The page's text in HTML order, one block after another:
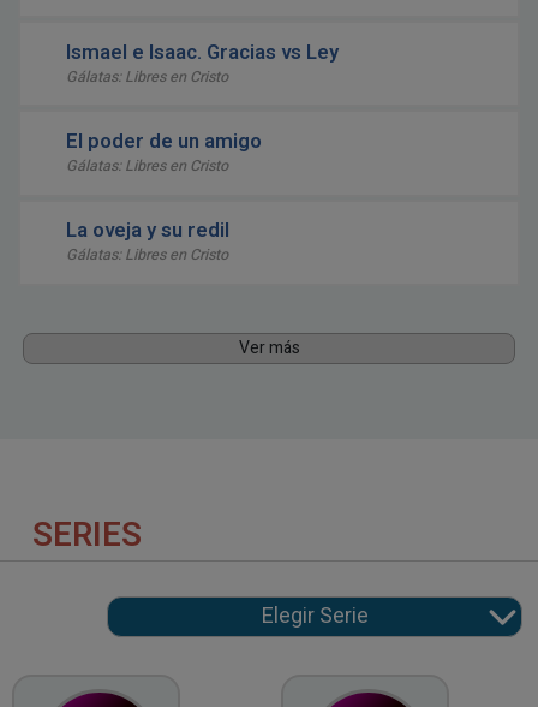
Ismael e Isaac. Gracias vs Ley
Gálatas: Libres en Cristo
El poder de un amigo
Gálatas: Libres en Cristo
La oveja y su redil
Gálatas: Libres en Cristo
Ver más
SERIES